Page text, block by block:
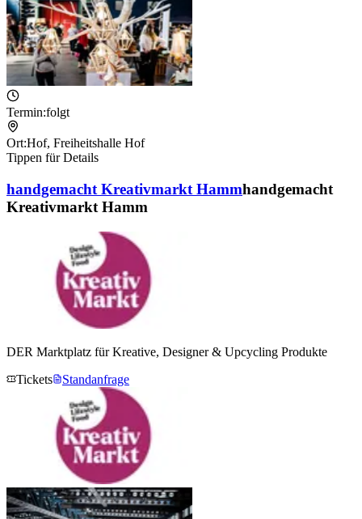
Termin:folgt
Ort:Hof, Freiheitshalle Hof
Tippen für Details
handgemacht Kreativmarkt Hammhandgemacht
Kreativmarkt Hamm
DER Marktplatz für Kreative, Designer & Upcycling Produkte
Tickets
Standanfrage